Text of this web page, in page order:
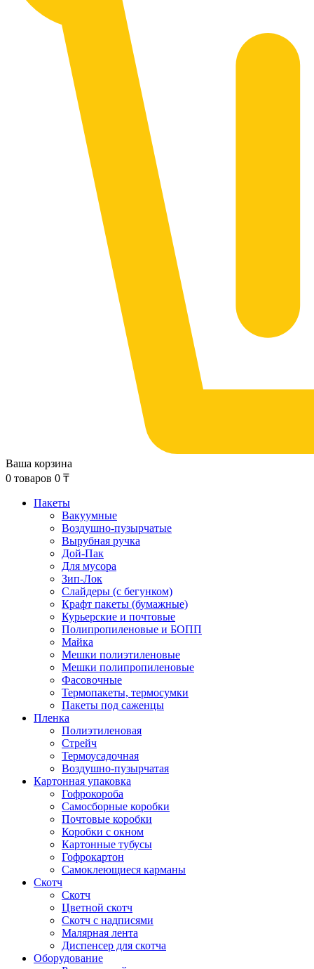
Ваша корзина
0 товаров 0 ₸
Пакеты
Вакуумные
Воздушно-пузырчатые
Вырубная ручка
Дой-Пак
Для мусора
Зип-Лок
Слайдеры (с бегунком)
Крафт пакеты (бумажные)
Курьерские и почтовые
Полипропиленовые и БОПП
Майка
Мешки полиэтиленовые
Мешки полипропиленовые
Фасовочные
Термопакеты, термосумки
Пакеты под саженцы
Пленка
Полиэтиленовая
Стрейч
Термоусадочная
Воздушно-пузырчатая
Картонная упаковка
Гофрокороба
Самосборные коробки
Почтовые коробки
Коробки с окном
Картонные тубусы
Гофрокартон
Самоклеющиеся карманы
Скотч
Скотч
Цветной скотч
Скотч с надписями
Малярная лента
Диспенсер для скотча
Оборудование